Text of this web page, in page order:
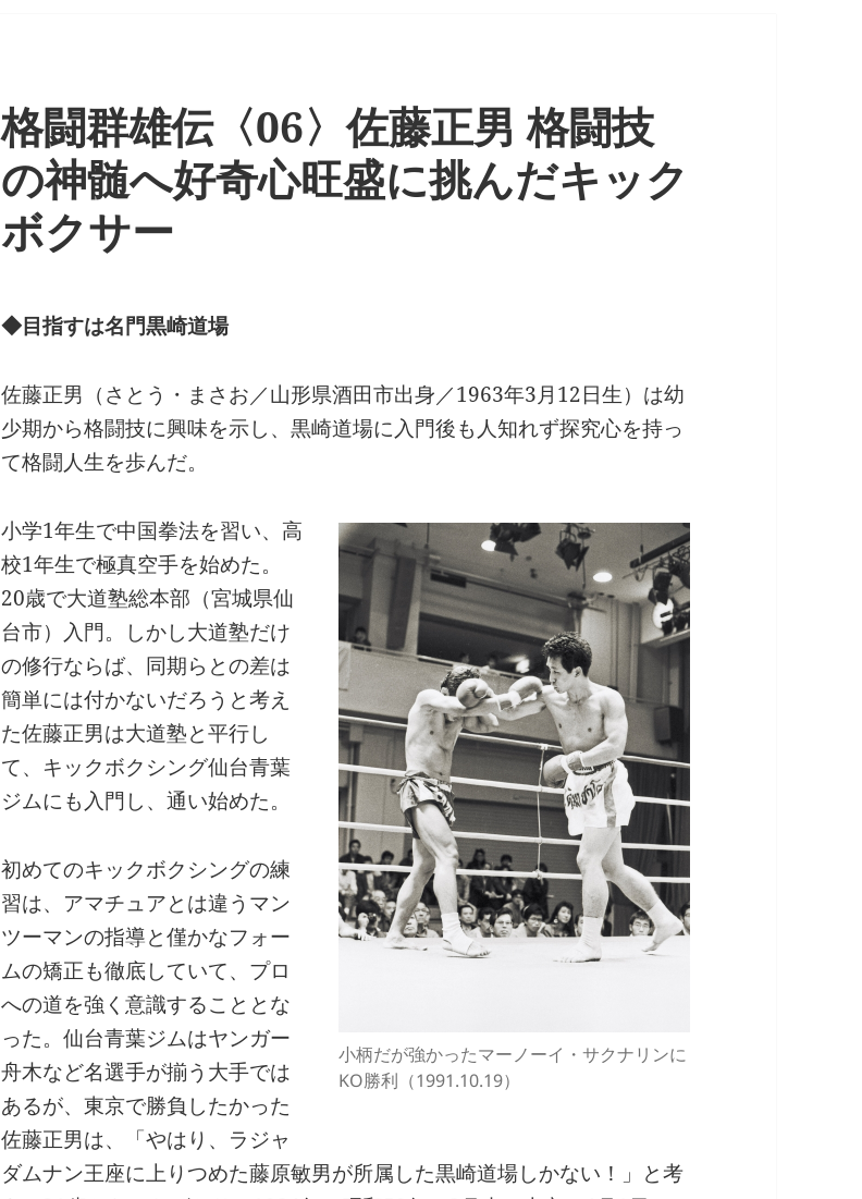
格闘群雄伝〈06〉佐藤正男 格闘技
の神髄へ好奇心旺盛に挑んだキック
ボクサー
◆目指すは名門黒崎道場
佐藤正男（さとう・まさお／山形県酒田市出身／1963年3月12日生）は幼
少期から格闘技に興味を示し、黒崎道場に入門後も人知れず探究心を持っ
て格闘人生を歩んだ。
小柄だが強かったマーノーイ・サクナリンに
KO勝利（1991.10.19）
小学1年生で中国拳法を習い、高
校1年生で極真空手を始めた。
20歳で大道塾総本部（宮城県仙
台市）入門。しかし大道塾だけ
の修行ならば、同期らとの差は
簡単には付かないだろうと考え
た佐藤正男は大道塾と平行し
て、キックボクシング仙台青葉
ジムにも入門し、通い始めた。
初めてのキックボクシングの練
習は、アマチュアとは違うマン
ツーマンの指導と僅かなフォー
ムの矯正も徹底していて、プロ
への道を強く意識することとな
った。仙台青葉ジムはヤンガー
舟木など名選手が揃う大手では
あるが、東京で勝負したかった
佐藤正男は、「やはり、ラジャ
ダムナン王座に上りつめた藤原敏男が所属した黒崎道場しかない！」と考